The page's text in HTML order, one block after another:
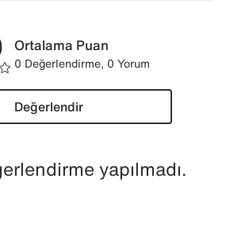
Ortalama Puan
0 Değerlendirme, 0 Yorum
Değerlendir
yapılmadı.